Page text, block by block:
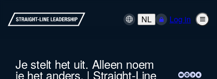
NL Log in
Je stelt het uit. Alleen noem
je het anders. | Straight-Line